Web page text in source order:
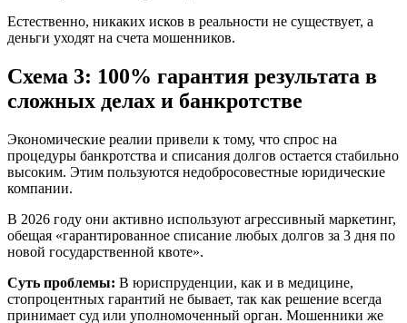
Естественно, никаких исков в реальности не существует, а
деньги уходят на счета мошенников.
Схема 3: 100% гарантия результата в
сложных делах и банкротстве
Экономические реалии привели к тому, что спрос на
процедуры банкротства и списания долгов остается стабильно
высоким. Этим пользуются недобросовестные юридические
компании.
В 2026 году они активно используют агрессивный маркетинг,
обещая «гарантированное списание любых долгов за 3 дня по
новой государственной квоте».
Суть проблемы: В юриспруденции, как и в медицине,
стопроцентных гарантий не бывает, так как решение всегда
принимает суд или уполномоченный орган. Мошенники же